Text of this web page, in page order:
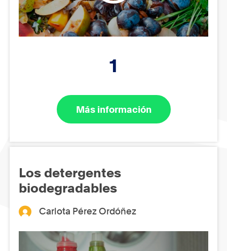
1
Más información
Los detergentes
biodegradables
Carlota Pérez Ordóñez